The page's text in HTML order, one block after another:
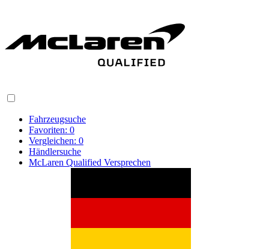
Fahrzeugsuche
Favoriten: 0
Vergleichen: 0
Händlersuche
McLaren Qualified Versprechen